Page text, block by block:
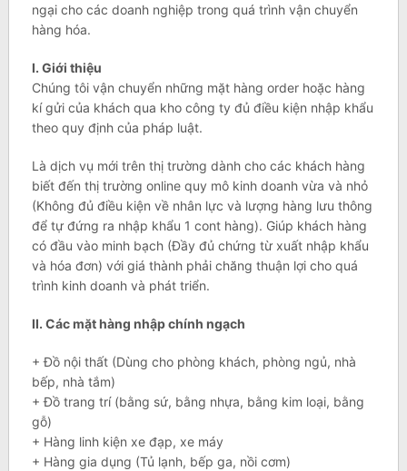
ngại cho các doanh nghiệp trong quá trình vận chuyển
hàng hóa.
I. Giới thiệu
Chúng tôi vận chuyển những mặt hàng order hoặc hàng
kí gửi của khách qua kho công ty đủ điều kiện nhập khẩu
theo quy định của pháp luật.
Là dịch vụ mới trên thị trường dành cho các khách hàng
biết đến thị trường online quy mô kinh doanh vừa và nhỏ
(Không đủ điều kiện về nhân lực và lượng hàng lưu thông
để tự đứng ra nhập khẩu 1 cont hàng). Giúp khách hàng
có đầu vào minh bạch (Đầy đủ chứng từ xuất nhập khẩu
và hóa đơn) với giá thành phải chăng thuận lợi cho quá
trình kinh doanh và phát triển.
II. Các mặt hàng nhập chính ngạch
+ Đồ nội thất (Dùng cho phòng khách, phòng ngủ, nhà
bếp, nhà tắm)
+ Đồ trang trí (bằng sứ, bằng nhựa, bằng kim loại, bằng
gỗ)
+ Hàng linh kiện xe đạp, xe máy
+ Hàng gia dụng (Tủ lạnh, bếp ga, nồi cơm)